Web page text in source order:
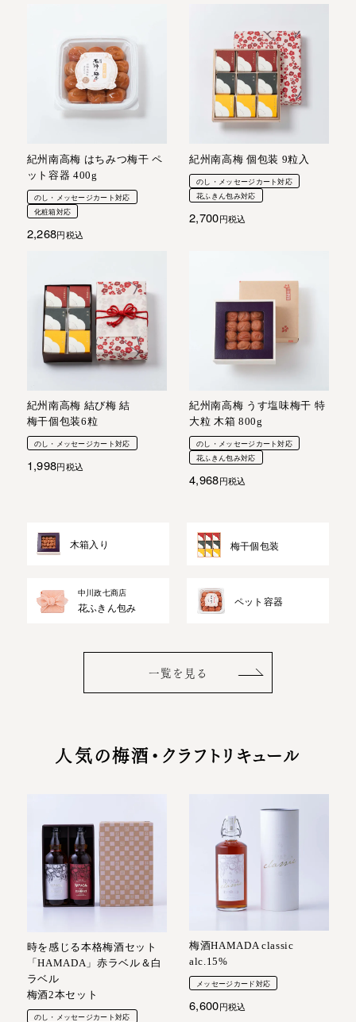
紀州南高梅 はちみつ梅干 ペ
ット容器 400g
のし・メッセージカート対応
化粧箱対応
2,268 税込
紀州南高梅 個包装 9粒入
のし・メッセージカート対応
花ふきん包み対応
2,700 税込
紀州南高梅 結び梅 結
梅干個包装6粒
のし・メッセージカート対応
1,998 税込
紀州南高梅 うす塩味梅干 特
大粒 木箱 800g
のし・メッセージカート対応
花ふきん包み対応
4,968 税込
木箱入り 梅干個包装
中川政七商店
花ふきん包み ペット容器
一覧を見る
人気の梅酒・クラフトリキュール
時を感じる本格梅酒セット
「HAMADA」赤ラベル＆白
ラベル
梅酒2本セット
のし・メッセージカート対応
梅酒HAMADA classic
alc.15%
メッセージカード対応
6,600 税込